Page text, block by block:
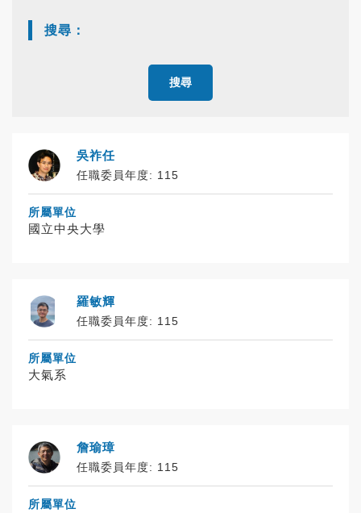
搜尋
排序
搜尋：
吳祚任
任職委員年度: 115
所屬單位
國立中央大學
羅敏輝
任職委員年度: 115
所屬單位
大氣系
詹瑜璋
任職委員年度: 115
所屬單位